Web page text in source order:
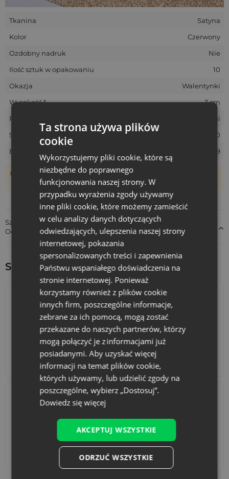
Tkanina
Satyna
Kolor
Czerwony
Ozdobny nadruk
Nie
Ilość sztuk w opakowaniu
10
Okazja
Walentynki
Wysokość *
3 cm
Rozmiar
Średni
SKU
KOK-7-RED-010
EAN
5903003407959
Woreczki szyte są ręcznie, dlatego ich rzeczywisty rozmiar
może różnić +/- 1 cm
Szczegóły dotyczące zgodności produktu z przepisami:
Odpowiedzialność za produkt
Sprawdź inne ciekawe produkty:
Kalendarze adwentowe Torby bawełniane
Akcesoria i dekoracje
Ta strona używa plików
cookie
Wykorzystujemy pliki cookie, które są
niezbędne do poprawnego
funkcjonowania naszej strony. W
przypadku wyrażenia zgody używamy
inne pliki cookie, które możemy zamieścić
w celu analizy danych dotyczących
odwiedzających, ulepszenia naszej strony
internetowej, pokazania
spersonalizowanych treści i zapewnienia
Państwu wspaniałego doświadczenia na
stronie internetowej. Ponieważ
korzystamy również z plików cookie
innych firm, poszczególne informacje,
zebrane za ich pomocą, mogą zostać
przekazane do naszych partnerów, którzy
mogą połączyć je z informacjami już
posiadanymi. Aby uzyskać więcej
informacji na temat plików cookie,
których używamy, lub udzielić zgody na
poszczególne, wybierz „Dostosuj”.
Dowiedz się więcej
AKCEPTUJ WSZYSTKIE
ODRZUĆ WSZYSTKIE